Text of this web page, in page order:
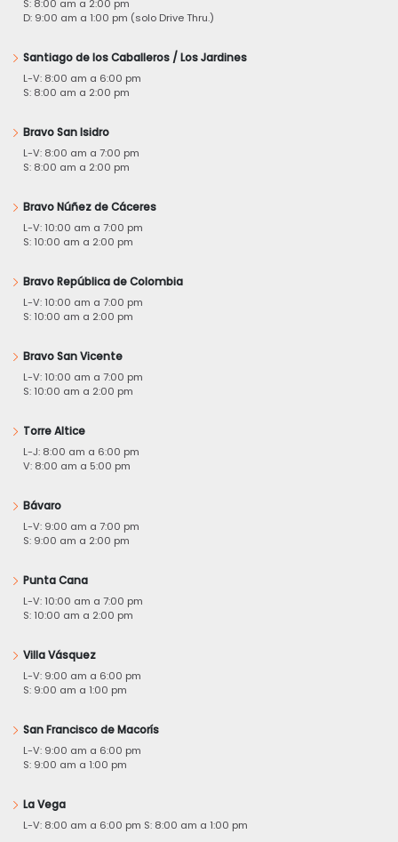
S: 8:00 am a 2:00 pm
D: 9:00 am a 1:00 pm (solo Drive Thru.)
Santiago de los Caballeros / Los Jardines
L-V: 8:00 am a 6:00 pm
S: 8:00 am a 2:00 pm
Bravo San Isidro
L-V: 8:00 am a 7:00 pm
S: 8:00 am a 2:00 pm
Bravo Núñez de Cáceres
L-V: 10:00 am a 7:00 pm
S: 10:00 am a 2:00 pm
Bravo República de Colombia
L-V: 10:00 am a 7:00 pm
S: 10:00 am a 2:00 pm
Bravo San Vicente
L-V: 10:00 am a 7:00 pm
S: 10:00 am a 2:00 pm
Torre Altice
L-J: 8:00 am a 6:00 pm
V: 8:00 am a 5:00 pm
Bávaro
L-V: 9:00 am a 7:00 pm
S: 9:00 am a 2:00 pm
Punta Cana
L-V: 10:00 am a 7:00 pm
S: 10:00 am a 2:00 pm
Villa Vásquez
L-V: 9:00 am a 6:00 pm
S: 9:00 am a 1:00 pm
San Francisco de Macorís
L-V: 9:00 am a 6:00 pm
S: 9:00 am a 1:00 pm
La Vega
L-V: 8:00 am a 6:00 pm S: 8:00 am a 1:00 pm